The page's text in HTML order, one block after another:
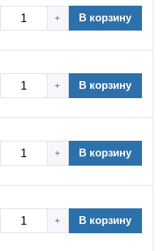
+ В корзину
+ В корзину
+ В корзину
+ В корзину